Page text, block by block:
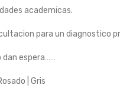
academicas.
para un diagnostico
dan espera……
| Gris